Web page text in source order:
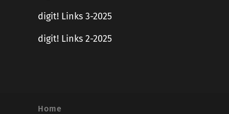
digit! Links 3-2025
digit! Links 2-2025
Home